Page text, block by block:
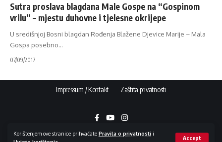
Korištenjem ove stranice prihvaćate Pravila o privatnosti i
Accept
Sutra proslava blagdana Male Gospe na “Gospinom
vrilu” – mjestu duhovne i tjelesne okrijepe
U središnjoj Bosni blagdan Rođenja Blažene Djevice Marije – Mala
Gospa posebno…
07/09/2017
Impressum / Kontakt Zaštita privatnosti